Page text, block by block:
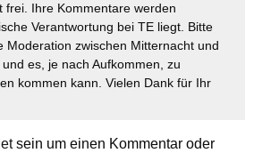
frei. Ihre Kommentare werden
Verantwortung bei TE liegt. Bitte
Moderation zwischen Mitternacht und
es, je nach Aufkommen, zu
kommen kann. Vielen Dank für Ihr
sein um einen Kommentar oder